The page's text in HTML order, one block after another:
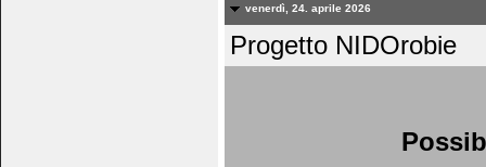
venerdì, 24. aprile 2026
Progetto NIDOrobie